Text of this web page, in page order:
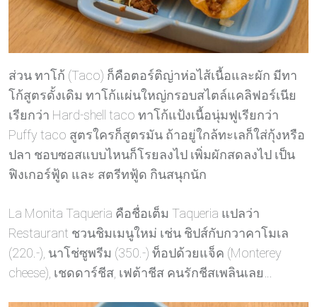
ส่วน ทาโก้ (Taco) ก็คือตอร์ติญ่าห่อไส้เนื้อและผัก มีทา
โก้สูตรดั้งเดิม ทาโก้แผ่นใหญ่กรอบสไตล์แคลิฟอร์เนีย
เรียกว่า Hard-shell taco ทาโก้แป้งเนื้อนุ่มฟูเรียกว่า
Puffy taco สูตรใครก็สูตรมัน ถ้าอยู่ใกล้ทะเลก็ใส่กุ้งหรือ
ปลา ชอบซอสแบบไหนก็โรยลงไป เพิ่มผักสดลงไป เป็น
ฟิงเกอร์ฟู้ด และ สตรีทฟู้ด กินสนุกนัก
La Monita Taqueria คือชื่อเต็ม Taqueria แปลว่า
Restaurant ชวนชิมเมนูใหม่ เช่น ชิปส์กับกวาคาโมเล
(220.-), นาโช่ซูพรีม (350.-) ท็อปด้วยแจ็ค (Monterey
cheese), เชดดาร์ชีส, เฟต้าชีส คนรักชีสเพลินเลย…